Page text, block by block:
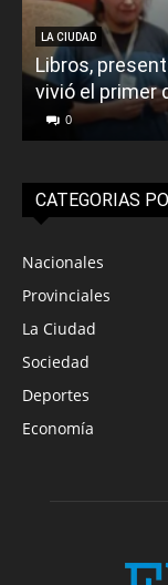
LA CIUDAD
Libros,
vivió el primer
0
CATEGORIAS
Nacionales
Provinciales
La Ciudad
Sociedad
Deportes
Economía